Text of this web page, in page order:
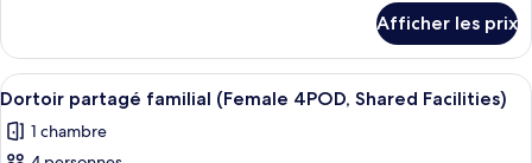
Dortoir
partagé
familial
(4POD,
Shared
Dortoir
partagé
familial
Shared
Facilities)
Afficher les prix
Afficher
toutes
les
Une chambre d’hôtel avec un lit, un
8
Dortoir partagé familial (Female 4POD, Shared Facilities)
1 chambre